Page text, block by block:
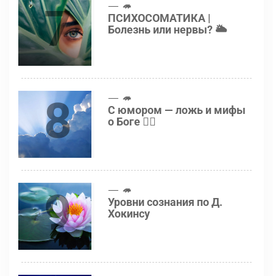
7 🦔
ПСИХОСОМАТИКА |
Болезнь или нервы? 🌥
8 🦔
С юмором — ложь и мифы
о Боге 👍🏻
9 🦔
Уровни сознания по Д.
Хокинсу